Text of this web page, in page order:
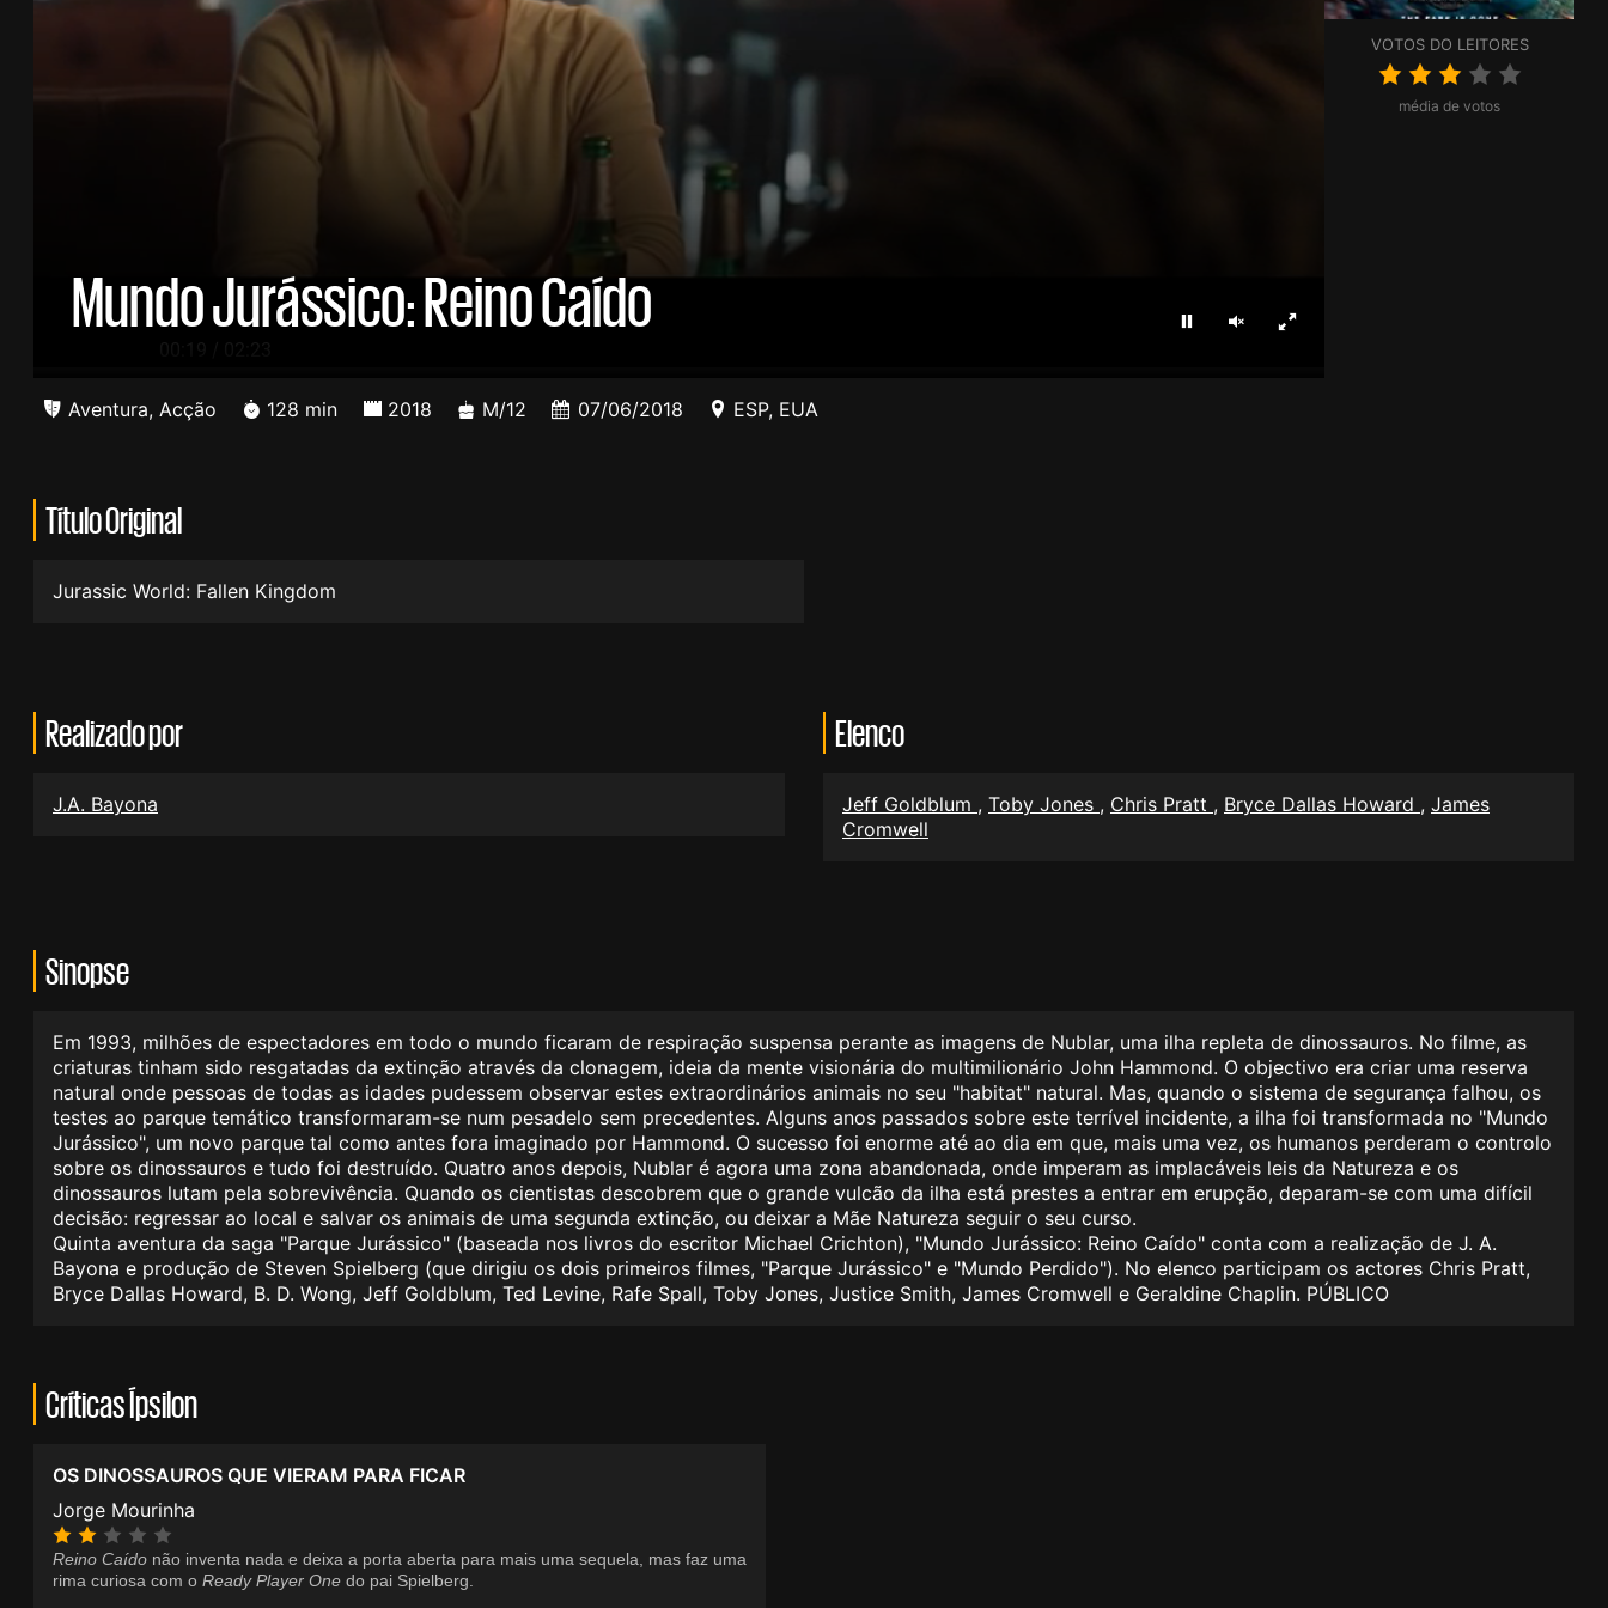
PararLigar somEcrã inteiro
Mundo Jurássico: Reino Caído
VOTOS DO LEITORES
média de votos
Aventura, Acção 128 min 2018 M/12 07/06/2018 ESP, EUA
Título Original
Jurassic World: Fallen Kingdom
Realizado por
J.A. Bayona
Elenco
Jeff Goldblum , Toby Jones , Chris Pratt , Bryce Dallas Howard , James
Cromwell
Sinopse
Em 1993, milhões de espectadores em todo o mundo ficaram de respiração suspensa perante as imagens de Nublar, uma ilha repleta de dinossauros. No filme, as
criaturas tinham sido resgatadas da extinção através da clonagem, ideia da mente visionária do multimilionário John Hammond. O objectivo era criar uma reserva
natural onde pessoas de todas as idades pudessem observar estes extraordinários animais no seu "habitat" natural. Mas, quando o sistema de segurança falhou, os
testes ao parque temático transformaram-se num pesadelo sem precedentes. Alguns anos passados sobre este terrível incidente, a ilha foi transformada no "Mundo
Jurássico", um novo parque tal como antes fora imaginado por Hammond. O sucesso foi enorme até ao dia em que, mais uma vez, os humanos perderam o controlo
sobre os dinossauros e tudo foi destruído. Quatro anos depois, Nublar é agora uma zona abandonada, onde imperam as implacáveis leis da Natureza e os
dinossauros lutam pela sobrevivência. Quando os cientistas descobrem que o grande vulcão da ilha está prestes a entrar em erupção, deparam-se com uma difícil
decisão: regressar ao local e salvar os animais de uma segunda extinção, ou deixar a Mãe Natureza seguir o seu curso.
Quinta aventura da saga "Parque Jurássico" (baseada nos livros do escritor Michael Crichton), "Mundo Jurássico: Reino Caído" conta com a realização de J. A.
Bayona e produção de Steven Spielberg (que dirigiu os dois primeiros filmes, "Parque Jurássico" e "Mundo Perdido"). No elenco participam os actores Chris Pratt,
Bryce Dallas Howard, B. D. Wong, Jeff Goldblum, Ted Levine, Rafe Spall, Toby Jones, Justice Smith, James Cromwell e Geraldine Chaplin. PÚBLICO
Críticas Ípsilon
OS DINOSSAUROS QUE VIERAM PARA FICAR
Jorge Mourinha
Reino Caído não inventa nada e deixa a porta aberta para mais uma sequela, mas faz uma
rima curiosa com o Ready Player One do pai Spielberg.